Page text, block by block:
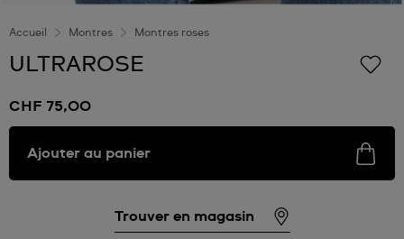
Accueil Montres Montres roses
ULTRAROSE
CHF 75,00
Ajouter au panier
Trouver en magasin